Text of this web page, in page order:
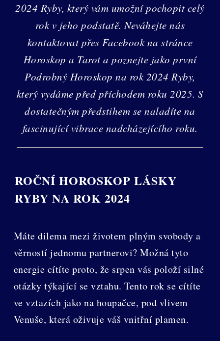
2024 Ryby, který vám umožní pochopit celý
rok v jeho podstatě. Neváhejte nás
kontaktovat přes Facebook na stránce
Horoskop a Tarot a poznejte jako první
Podrobný Horoskop na rok 2024 Ryby,
který vydáme před příchodem roku 2025. S
dostatečným předstihem se naladíte na
fascinující vibrace nadcházejícího roku.
ROČNÍ HOROSKOP LÁSKY
RYBY NA ROK 2024
Máte dilema mezi životem plným svobody a
věrností jednomu partnerovi? Možná tyto
energie cítíte proto, že srpen vás položí silné
otázky týkající se vztahu. Tento rok se cítíte
ve vztazích jako na houpačce, pod vlivem
Venuše, která oživuje váš vnitřní plamen.